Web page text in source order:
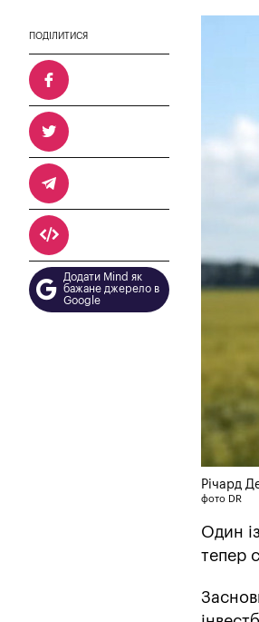
ПОДІЛИТИСЯ
Додати Mind як
бажане джерело в
Google
Річард
фото DR
Один
тепер